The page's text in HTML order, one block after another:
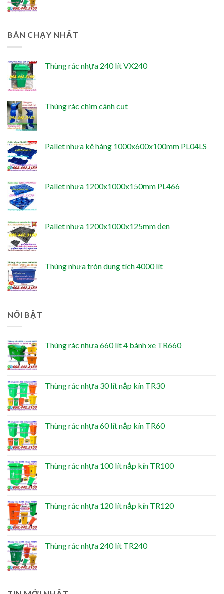
BÁN CHẠY NHẤT
Thùng rác nhựa 240 lít VX240
Thùng rác chim cánh cụt
Pallet nhựa kê hàng 1000x600x100mm PL04LS
Pallet nhựa 1200x1000x150mm PL466
Pallet nhựa 1200x1000x125mm đen
Thùng nhựa tròn dung tích 4000 lít
NỔI BẬT
Thùng rác nhựa 660 lít 4 bánh xe TR660
Thùng rác nhựa 30 lít nắp kín TR30
Thùng rác nhựa 60 lít nắp kín TR60
Thùng rác nhựa 100 lít nắp kín TR100
Thùng rác nhựa 120 lít nắp kín TR120
Thùng rác nhựa 240 lít TR240